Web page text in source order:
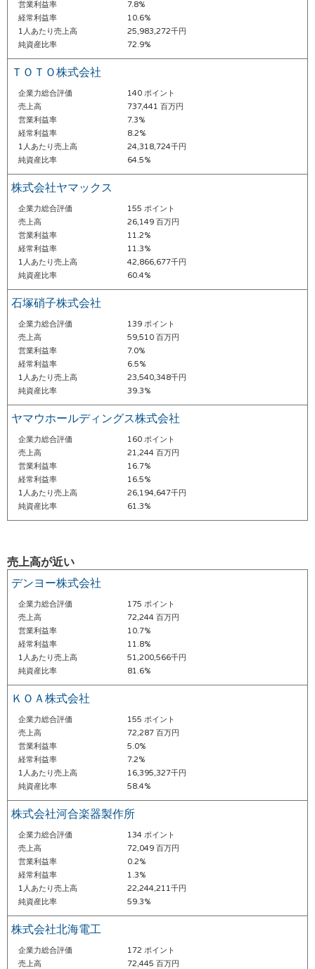
営業利益率
7.8%
経常利益率
10.6%
1人あたり売上高
25,983,272千円
純資産比率
72.9%
ＴＯＴＯ株式会社
企業力総合評価
140 ポイント
売上高
737,441 百万円
営業利益率
7.3%
経常利益率
8.2%
1人あたり売上高
24,318,724千円
純資産比率
64.5%
株式会社ヤマックス
企業力総合評価
155 ポイント
売上高
26,149 百万円
営業利益率
11.2%
経常利益率
11.3%
1人あたり売上高
42,866,677千円
純資産比率
60.4%
石塚硝子株式会社
企業力総合評価
139 ポイント
売上高
59,510 百万円
営業利益率
7.0%
経常利益率
6.5%
1人あたり売上高
23,540,348千円
純資産比率
39.3%
ヤマウホールディングス株式会社
企業力総合評価
160 ポイント
売上高
21,244 百万円
営業利益率
16.7%
経常利益率
16.5%
1人あたり売上高
26,194,647千円
純資産比率
61.3%
売上高が近い
デンヨー株式会社
企業力総合評価
175 ポイント
売上高
72,244 百万円
営業利益率
10.7%
経常利益率
11.8%
1人あたり売上高
51,200,566千円
純資産比率
81.6%
ＫＯＡ株式会社
企業力総合評価
155 ポイント
売上高
72,287 百万円
営業利益率
5.0%
経常利益率
7.2%
1人あたり売上高
16,395,327千円
純資産比率
58.4%
株式会社河合楽器製作所
企業力総合評価
134 ポイント
売上高
72,049 百万円
営業利益率
0.2%
経常利益率
1.3%
1人あたり売上高
22,244,211千円
純資産比率
59.3%
株式会社北海電工
企業力総合評価
172 ポイント
売上高
72,445 百万円